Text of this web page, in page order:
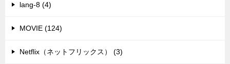
lang-8 (4)
MOVIE (124)
Netflix（ネットフリックス） (3)